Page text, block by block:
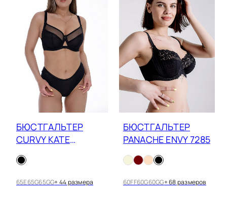
БЮСТГАЛЬТЕР
CURVY KATE
ЧЕРНЫЙ
65E65G65GG+ 44 размера
БЮСТГАЛЬТЕР
PANACHE ENVY 7285
60FF60G60GG+ 68 размеров